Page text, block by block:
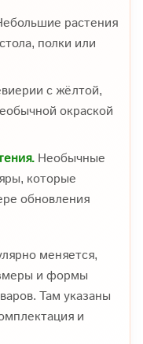
растения
полки или
с жёлтой,
окраской
Необычные
которые
обновления
меняется,
и формы
Там указаны
и